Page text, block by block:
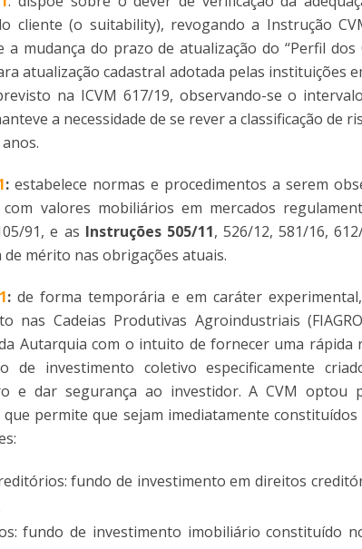
cliente (o suitability), revogando a Instrução
mudança do prazo de atualização do “Perfil dos
atualização cadastral adotada pelas instituições
na ICVM 617/19, observando-se o
a necessidade de se rever a classificação de
: estabelece normas e procedimentos a serem
com valores mobiliários em mercados
91, e as Instruções 505/11, 526/12, 581/16,
mérito nas obrigações atuais.
: de forma temporária e em caráter
nas Cadeias Produtivas Agroindustriais
Autarquia com o intuito de fornecer uma rápida
de investimento coletivo especificamente
e dar segurança ao investidor. A CVM optou
permite que sejam imediatamente
fundo de investimento em direitos
fundo de investimento imobiliário constituído